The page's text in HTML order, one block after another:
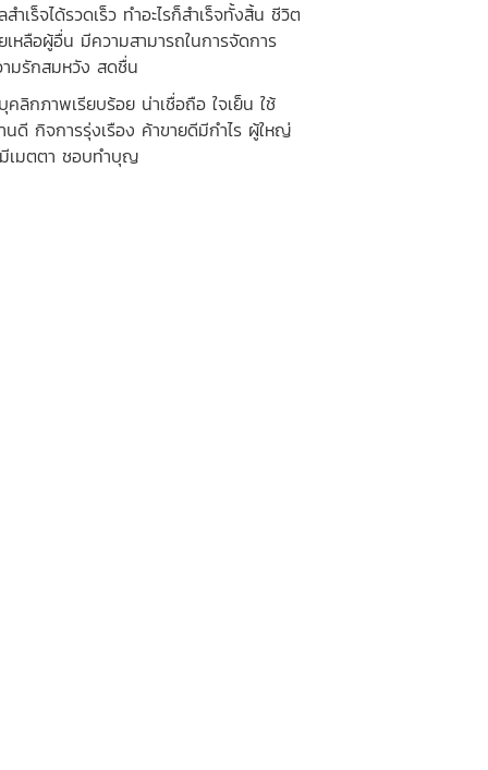
จได้รวดเร็ว ทำอะไรก็สำเร็จทั้งสิ้น ชีวิต
หลือผู้อื่น มีความสามารถในการจัดการ
มรักสมหวัง สดชื่น
ภาพเรียบร้อย น่าเชื่อถือ ใจเย็น ใช้
ดี กิจการรุ่งเรือง ค้าขายดีมีกำไร ผู้ใหญ่
เมตตา ชอบทำบุญ